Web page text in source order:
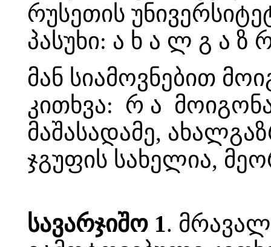
რუსეთის
პასუხი: ა ხ ა ლ გ ა ზ
მან სიამოვნებით
კითხვა: რ ა
მაშასადამე,
ჯგუფის სახელია,
სავარჯიშო 1.